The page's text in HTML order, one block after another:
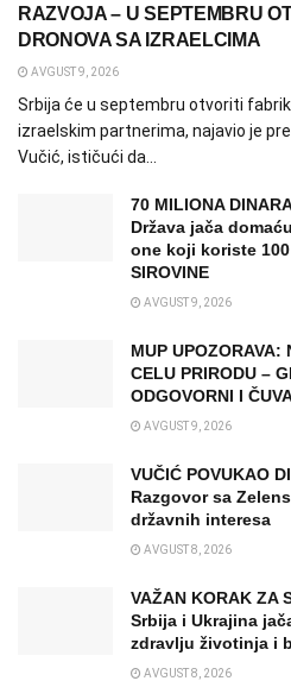
RAZVOJA – U SEPTEMBRU
DRONOVA SA IZRAELCIMA
AVGUST 9, 2026
Srbija će u septembru otvoriti
izraelskim partnerima, najavio je
Vučić, ističući da...
70 MILIONA
Država jača
one koji koriste 100
SIROVINE
AVGUST 9, 2026
MUP UPOZORAVA:
CELU PRIRODU –
ODGOVORNI I
AVGUST 9, 2026
VUČIĆ POVUKAO
Razgovor sa
državnih interesa
AVGUST 8, 2026
VAŽAN KORAK ZA
Srbija i Ukrajina
zdravlju životinja i
AVGUST 8, 2026